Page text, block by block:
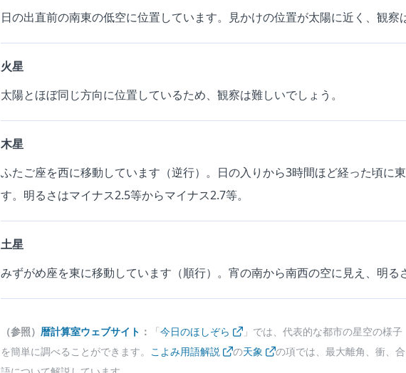
日の出直前の南東の低空に位置しています。見かけの位置が太陽に近く、観察
火星
太陽とほぼ同じ方向に位置しているため、観察は難しいでしょう。
木星
ふたご座を西に移動しています（逆行）。日の入りから3時間ほど経った頃に
す。明るさはマイナス2.5等からマイナス2.7等。
土星
みずがめ座を東に移動しています（順行）。宵の南から南西の空に見え、明る
（参照） 暦計算室ウェブサイト ： 「今日のほしぞら
」では、代表的な都市の星空の様子
を簡単に調べることができます。 こよみ用語解説 の天象
の項では、最大離角、衝、